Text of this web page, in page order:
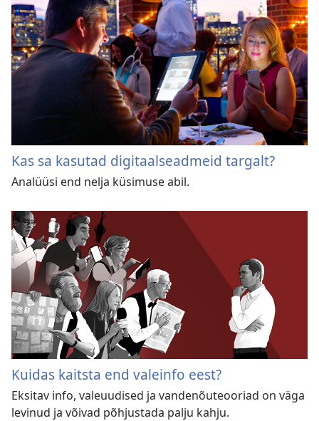
Kas sa kasutad digitaalseadmeid targalt?
Analüüsi end nelja küsimuse abil.
Kuidas kaitsta end valeinfo eest?
Eksitav info, valeuudised ja vandenõuteooriad on väga
levinud ja võivad põhjustada palju kahju.